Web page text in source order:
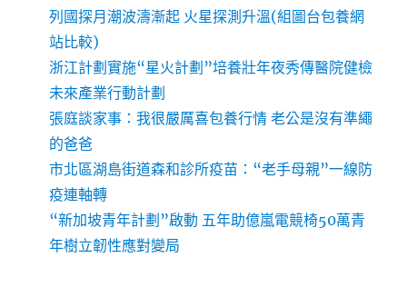
列國探月潮波濤漸起 火星探測升溫(組圖台包養網
站比較)
浙江計劃實施“星火計劃”培養壯年夜秀傳醫院健檢
未來產業行動計劃
張庭談家事：我很嚴厲喜包養行情 老公是沒有準繩
的爸爸
市北區湖島街道森和診所疫苗：“老手母親”一線防
疫連軸轉
“新加坡青年計劃”啟動 五年助億嵐電競椅50萬青
年樹立韌性應對變局